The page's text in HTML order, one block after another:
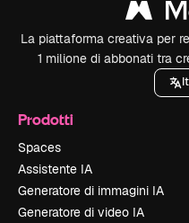
La piattaforma creativa per
1 milione di abbonati tra
Prodotti
Spaces
Assistente IA
Generatore di immagini IA
Generatore di video IA